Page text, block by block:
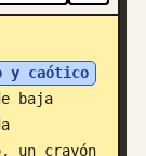
y caótico
baja
un crayón